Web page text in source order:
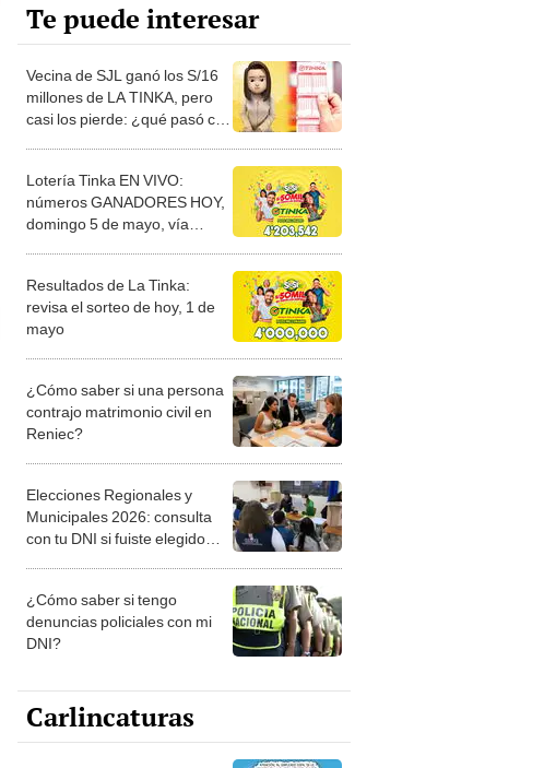
Te puede interesar
Vecina de SJL ganó los S/16
millones de LA TINKA, pero
casi los pierde: ¿qué pasó con
Lotería Tinka EN VIVO:
números GANADORES HOY,
domingo 5 de mayo, vía
Resultados de La Tinka:
revisa el sorteo de hoy, 1 de
mayo
¿Cómo saber si una persona
contrajo matrimonio civil en
Reniec?
Elecciones Regionales y
Municipales 2026: consulta
con tu DNI si fuiste elegido
la ONPE
¿Cómo saber si tengo
denuncias policiales con mi
DNI?
Carlincaturas